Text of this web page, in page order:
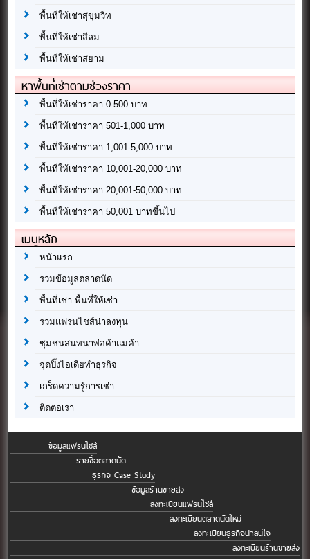
พื้นที่ให้เช่าสุขุมวิท
พื้นที่ให้เช่าสีลม
พื้นที่ให้เช่าสยาม
หาพื้นที่เช่าตามช่วงราคา
พื้นที่ให้เช่าราคา 0-500 บาท
พื้นที่ให้เช่าราคา 501-1,000 บาท
พื้นที่ให้เช่าราคา 1,001-5,000 บาท
พื้นที่ให้เช่าราคา 10,001-20,000 บาท
พื้นที่ให้เช่าราคา 20,001-50,000 บาท
พื้นที่ให้เช่าราคา 50,001 บาทขึ้นไป
เมนูหลัก
หน้าแรก
รวมข้อมูลตลาดนัด
พื้นที่เช่า พื้นที่ให้เช่า
รวมแฟรนไชส์น่าลงทุน
ชุมชนสนทนาพ่อค้าแม่ค้า
จุดปิ๊งไอเดียทำธุรกิจ
เกร็ดความรู้การเช่า
ติดต่อเรา
ข้อมูลแฟรนไชส์
รายชื่อตลาดนัด
ธุรกิจ Case Study
ข้อมูลร้านขายส่ง
ลงทะเบียนแฟรนไชส์
ลงทะเบียนตลาดนัดใหม่
ลงทะเบียนธุรกิจน่าสนใจ
ลงทะเบียนร้านขายส่ง